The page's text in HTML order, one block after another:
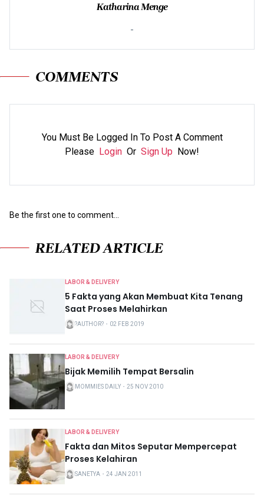
Katharina Menge
-
COMMENTS
You Must Be Logged In To Post A Comment
Please Login Or Sign Up Now!
Be the first one to comment...
RELATED ARTICLE
LABOR & DELIVERY
5 Fakta yang Akan Membuat Kita Tenang
Saat Proses Melahirkan
?AUTHOR? ・ 02 FEB 2019
LABOR & DELIVERY
Bijak Memilih Tempat Bersalin
MOMMIES DAILY ・ 25 NOV 2010
LABOR & DELIVERY
Fakta dan Mitos Seputar Mempercepat
Proses Kelahiran
SANETYA ・ 24 JAN 2011